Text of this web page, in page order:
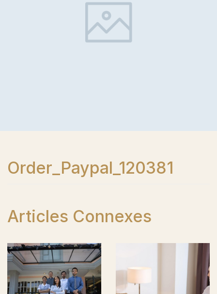
Order_Paypal_120381
Articles Connexes